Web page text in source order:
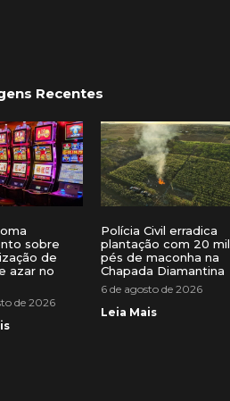
Recentes
sobre
de
azar no
de 2026
Polícia Civil erradica
plantação com 20 mil
pés de maconha na
Chapada Diamantina
6 de agosto de 2026
Leia Mais